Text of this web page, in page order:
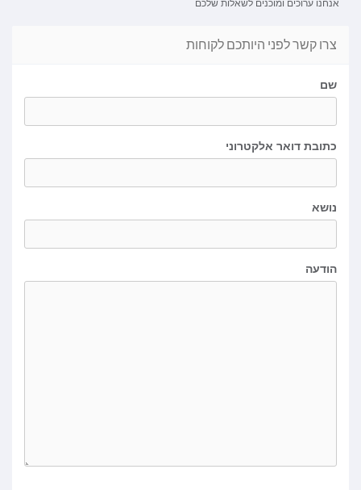
צרו קשר לפני היותכם לקוחות
שם
כתובת דואר אלקטרוני
נושא
הודעה